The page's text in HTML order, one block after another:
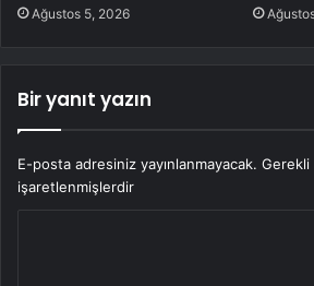
Ağustos 5, 2026
Bir yanıt yazın
E-posta adresiniz yayınlanmayacak. Gerekli
işaretlenmişlerdir